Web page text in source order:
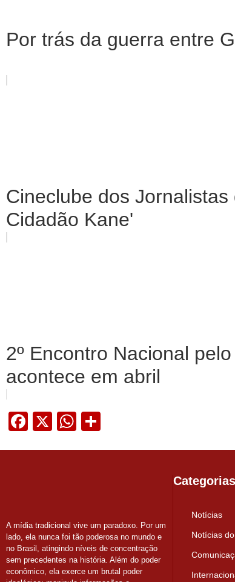
Por trás da guerra entre
Cineclube dos
Cidadão Kane'
2º Encontro Nacional
acontece em abril
Facebook
X WhatsApp
A mídia tradicional vive um paradoxo. Por um
lado, ela nunca foi tão poderosa no mundo e
no Brasil, atingindo níveis de concentração
sem precedentes na história. Além do poder
econômico, ela exerce um brutal poder
Categorias
Notícias
Notícias